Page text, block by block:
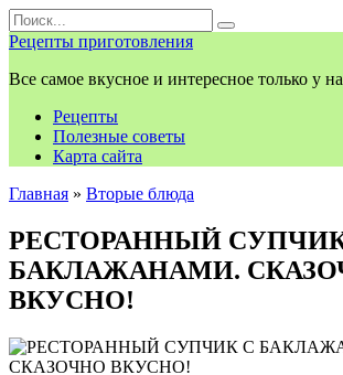
Перейти
к
контенту
Search
for:
Рецепты приготовления
Все самое вкусное и интересное только у
Рецепты
Полезные советы
Карта сайта
Главная » Вторые блюда
РЕСТОРАННЫЙ
БАКЛАЖАНАМИ.
ВКУСНО!